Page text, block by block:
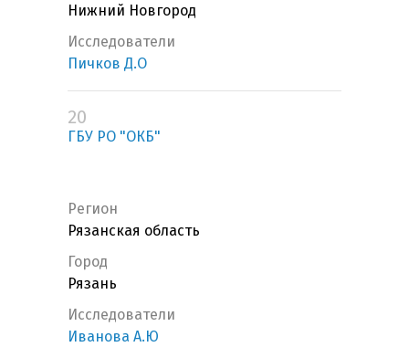
Нижний Новгород
Исследователи
Пичков Д.О
20
ГБУ РО "ОКБ"
Регион
Рязанская область
Город
Рязань
Исследователи
Иванова А.Ю